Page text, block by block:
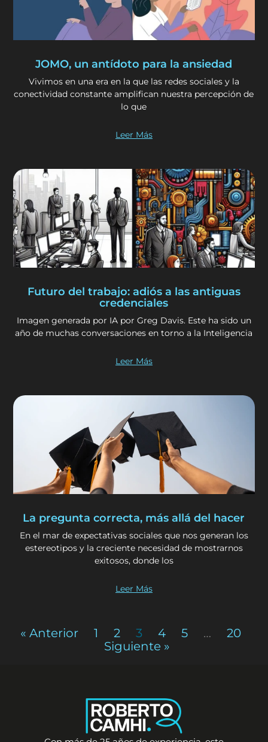
JOMO, un antídoto para la ansiedad
Vivimos en una era en la que las redes sociales y la
conectividad constante amplifican nuestra percepción de
lo que
Leer Más
Futuro del trabajo: adiós a las antiguas
credenciales
Imagen generada por IA por Greg Davis. Este ha sido un
año de muchas conversaciones en torno a la Inteligencia
Leer Más
La pregunta correcta, más allá del hacer
En el mar de expectativas sociales que nos generan los
estereotipos y la creciente necesidad de mostrarnos
exitosos, donde los
Leer Más
« Anterior 1 2 3 4 5 …
20
Siguiente »